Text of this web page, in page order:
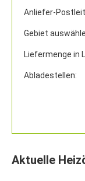
Anliefer-
Gebiet
Liefermenge in
Abladestellen:
Aktuelle